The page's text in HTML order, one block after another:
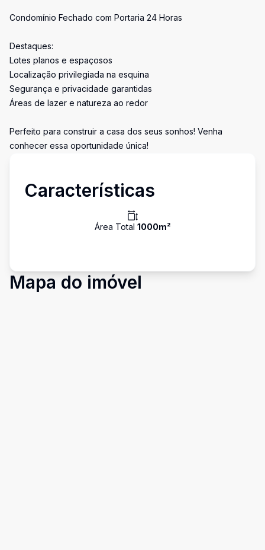
Condomínio Fechado com Portaria 24 Horas
Destaques:
Lotes planos e espaçosos
Localização privilegiada na esquina
Segurança e privacidade garantidas
Áreas de lazer e natureza ao redor
Perfeito para construir a casa dos seus sonhos! Venha
conhecer essa oportunidade única!
Características
Área Total 1000m²
Mapa do imóvel